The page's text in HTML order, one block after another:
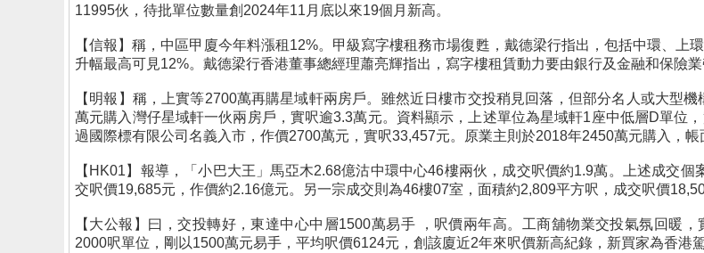
11995伙，待批單位數量創2024年11月底以來19個月新高。
【信報】稱，中區甲廈今年料漲租12%。甲級寫字樓租務市場復甦，戴德梁行指出，包括中環、
升幅最高可見12%。戴德梁行香港董事總經理蕭亮輝指出，寫字樓租賃動力要由銀行及金融和保險
【明報】稱，上實等2700萬再購星域軒兩房戶。雖然近日樓市交投稍見回落，但部分名人或大型
萬元購入灣仔星域軒一伙兩房戶，實呎逾3.3萬元。資料顯示，上述單位為星域軒1座中低層D單位
過國際標有限公司名義入市，作價2700萬元，實呎33,457元。原業主則於2018年2450萬元購入，帳
【HK01】報導，「小巴大王」馬亞木2.68億沽中環中心46樓兩伙，成交呎價約1.9萬。上述成交
交呎價19,685元，作價約2.16億元。另一宗成交則為46樓07室，面積約2,809平方呎，成交呎價
【大公報】曰，交投轉好，東達中心中層1500萬易手 ，呎價兩年高。工商舖物業交投氣氛回暖
2000呎單位，剛以1500萬元易手，平均呎價6124元，創該廈近2年來呎價新高紀錄，新買家為香港